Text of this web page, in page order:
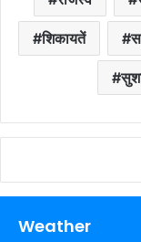
शिकायतें
Weather